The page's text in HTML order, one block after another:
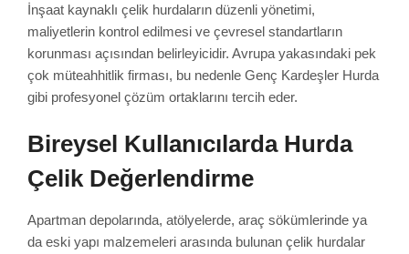
İnşaat kaynaklı çelik hurdaların düzenli yönetimi,
maliyetlerin kontrol edilmesi ve çevresel standartların
korunması açısından belirleyicidir. Avrupa yakasındaki pek
çok müteahhitlik firması, bu nedenle Genç Kardeşler Hurda
gibi profesyonel çözüm ortaklarını tercih eder.
Bireysel Kullanıcılarda Hurda
Çelik Değerlendirme
Apartman depolarında, atölyelerde, araç sökümlerinde ya
da eski yapı malzemeleri arasında bulunan çelik hurdalar